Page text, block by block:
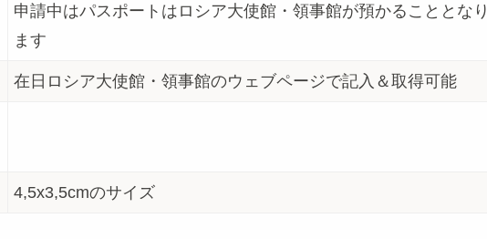
申請中はパスポートはロシア大使館・領事館が預かることとなり
ます
在日ロシア大使館・領事館のウェブページで記入＆取得可能
4,5х3,5cmのサイズ